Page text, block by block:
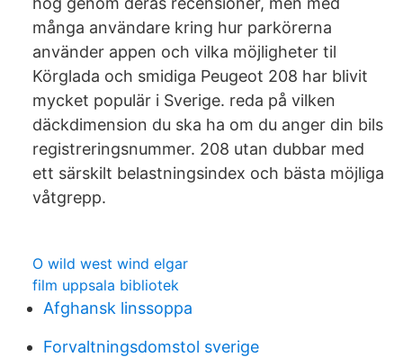
många användare kring hur parkörerna
använder appen och vilka möjligheter til
Körglada och smidiga Peugeot 208 har blivit
mycket populär i Sverige. reda på vilken
däckdimension du ska ha om du anger din bils
registreringsnummer. 208 utan dubbar med
ett särskilt belastningsindex och bästa möjliga
våtgrepp.
O wild west wind elgar
film uppsala bibliotek
Afghansk linssoppa
Forvaltningsdomstol sverige